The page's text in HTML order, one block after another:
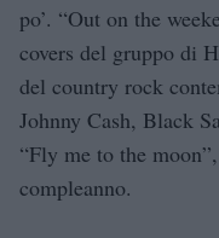
po’. “Out on the
covers del gruppo di
del country rock
Johnny Cash, Black
“Fly me to the
compleanno.